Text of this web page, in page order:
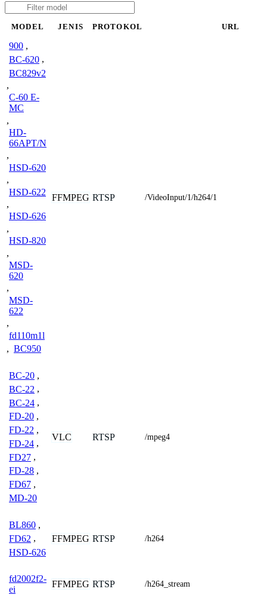
MODEL JENIS PROTOKOL URL
900 ,
BC-620 ,
BC829v2
,
C-60 E-
MC
,
HD-
66APT/N
,
HSD-620
,
HSD-622
,
HSD-626
,
HSD-820
,
MSD-
620
,
MSD-
622
,
fd110m1l
, BC950
FFMPEG RTSP /VideoInput/1/h264/1
BC-20 ,
BC-22 ,
BC-24 ,
FD-20 ,
FD-22 ,
FD-24 ,
FD27 ,
FD-28 ,
FD67 ,
MD-20
VLC RTSP /mpeg4
BL860 ,
FD62 ,
HSD-626
FFMPEG RTSP /h264
fd2002f2-
ei
FFMPEG RTSP /h264_stream